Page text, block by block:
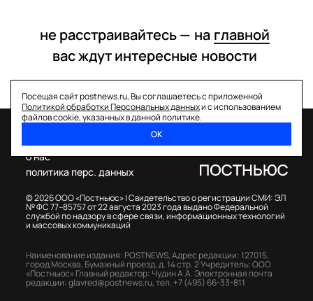
не расстраивайтесь — на главной
вас ждут интересные новости
Посещая сайт postnews.ru, Вы соглашаетесь с приложенной
Политикой обработки Персональных данныхи с использованием
файлов cookie, указанных в данной политике.
ОК
© 2026 ООО «Постньюс» |Свидетельство о регистрации СМИ: ЭЛ
№ ФС 77–85757 от 22 августа 2023 года выдано Федеральной
службой по надзору в сфере связи, информационных технологий
и массовых коммуникаций
о нас
политика перс. данных
Наименование издания: POSTNEWS,Адрес редакции: 127015,
город Москва, Бумажный проезд, д. 14 стр. 2Учредитель: ООО
«Постньюс» Главный редактор: Чудин А.А.Электронная почта
редакции:glavred@postnews.ru,тел. +7 (495) 66-33-811